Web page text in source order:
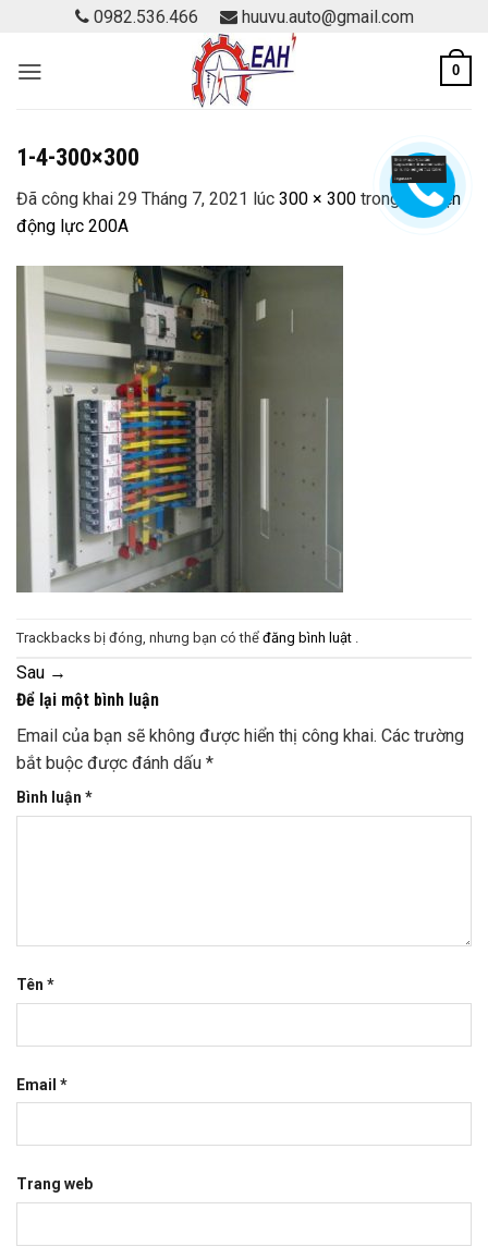
content
0982.536.466 huuvu.auto@gmail.com
0
1-4-300×300
Đã công khai 29 Tháng 7, 2021 lúc 300 × 300 trong
Tủ điện
động lực 200A
Trackbacks bị đóng, nhưng bạn có thể đăng bình luật
Sau →
Để lại một bình luận
Email của bạn sẽ không được hiển thị công khai. Các trường
bắt buộc được đánh dấu *
Bình luận *
Tên *
Email *
Trang web